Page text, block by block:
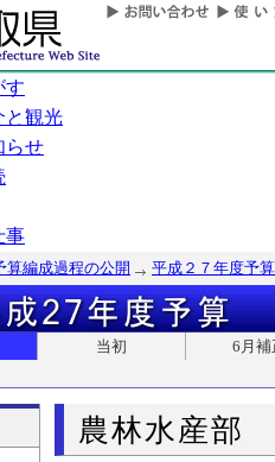
す
と観光
らせ
事
算編成過程の公開 平成２７年度予算
当初
6月補
農林水産部